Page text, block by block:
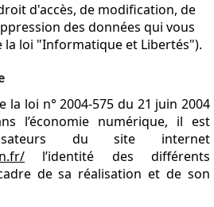
d'accès, de modification, de
des données qui vous
la loi "Informatique et Libertés").
la loi n° 2004-575 du 21 juin 2004
l’économie numérique, il est
du site internet
l’identité des différents
de sa réalisation et de son